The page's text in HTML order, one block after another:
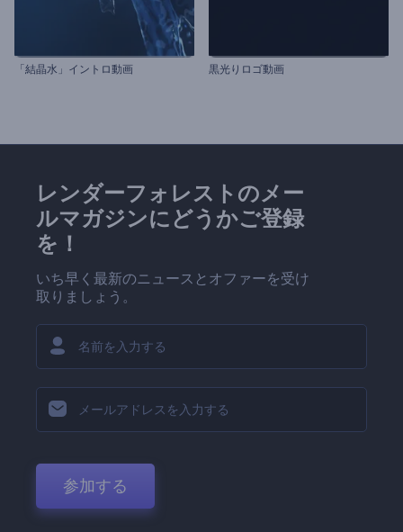
「結晶水」イントロ動画 黒光りロゴ動画
レンダーフォレストのメー
ルマガジンにどうかご登録
を！
いち早く最新のニュースとオファーを受け
取りましょう。
参加する